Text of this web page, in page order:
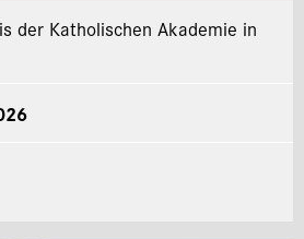
der Katholischen Akademie in